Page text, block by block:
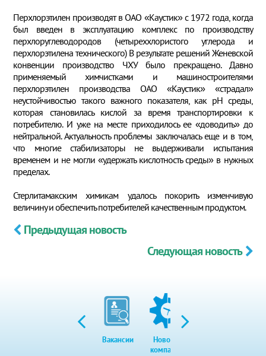
Перхлорэтилен производят в ОАО «Каустик» с 1972 года, когда
был введен в эксплуатацию комплекс по производству
перхлоруглеводородов (четыреххлористого углерода и
перхлорэтилена технического) В результате решений Женевской
конвенции производство ЧХУ было прекращено. Давно
применяемый химчистками и машиностроителями
перхлорэтилен производства ОАО «Каустик» «страдал»
неустойчивостью такого важного показателя, как рН среды,
которая становилась кислой за время транспортировки к
потребителю. И уже на месте приходилось ее «доводить» до
нейтральной. Актуальность проблемы заключалась еще и в том,
что многие стабилизаторы не выдерживали испытания
временем и не могли «удержать кислотность среды» в нужных
пределах.
Стерлитамакским химикам удалось покорить изменчивую
величину и обеспечить потребителей качественным продуктом.
Предыдущая новость
Следующая новость
Вакансии
Новости
компании